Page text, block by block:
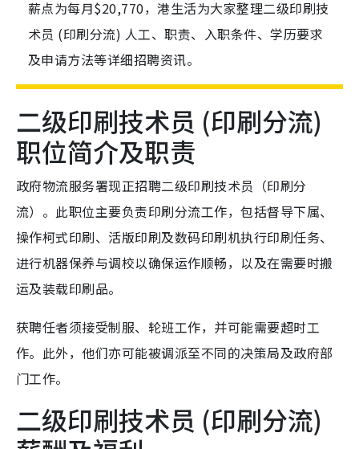
薪点为每月$20,770，港生活为大家整理二级印刷技
术员 (印刷分流) 人工、职责、入职条件、学历要求
及申请方法等详细招聘资讯。
二级印刷技术员 (印刷分流)
职位简介及职责
政府物流服务署现正招聘二级印刷技术员（印刷分
流）。此职位主要负责印刷分流工作，包括督导下属、
操作柯式印刷、活版印刷及数码印刷机执行印刷任务、
进行机器保养与调校以确保运作顺畅，以及在需要时搬
运及装载印刷品。
获聘任者须接受制服、轮班工作，并可能需要超时工
作。此外，他们亦可能被调派至不同的决策局及政府部
门工作。
二级印刷技术员 (印刷分流)